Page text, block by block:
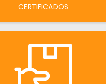
CERTIFICADOS